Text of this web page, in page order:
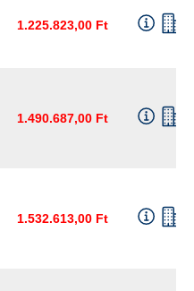
1.225.823,00 Ft
1.490.687,00 Ft
1.532.613,00 Ft